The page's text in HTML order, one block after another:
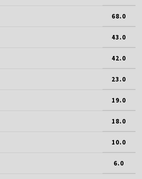
68.0
43.0
42.0
23.0
19.0
18.0
10.0
6.0